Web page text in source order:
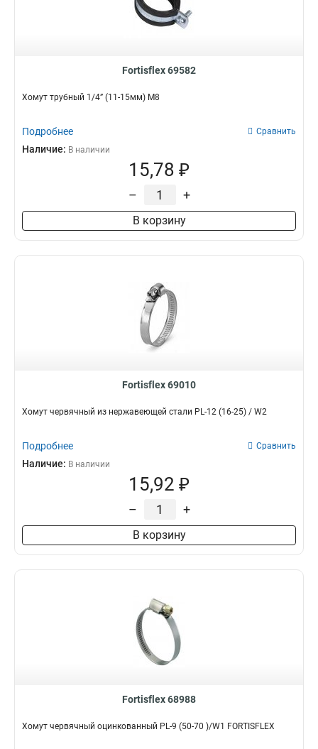
Fortisflex 69582
Хомут трубный 1/4” (11-15мм) М8
Подробнее Сравнить
Наличие: В наличии
15,78 ₽
– +
В корзину
Fortisflex 69010
Хомут червячный из нержавеющей стали PL-12 (16-25) / W2
Подробнее Сравнить
Наличие: В наличии
15,92 ₽
– +
В корзину
Fortisflex 68988
Хомут червячный оцинкованный PL-9 (50-70 )/W1 FORTISFLEX